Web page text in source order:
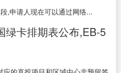
,申请人现在可以通过网络...
绿卡排期表公布,EB-5